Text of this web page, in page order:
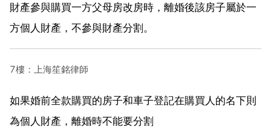
財產參與購買一方父母房改房時，離婚後該房子屬於一
方個人財產，不參與財產分割。
7樓：上海笙銘律師
如果婚前全款購買的房子和車子登記在購買人的名下則
為個人財產，離婚時不能要分割